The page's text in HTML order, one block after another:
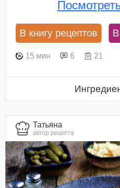
В книгу рецептов
15 мин 6 21
Татьяна
автор рецепта